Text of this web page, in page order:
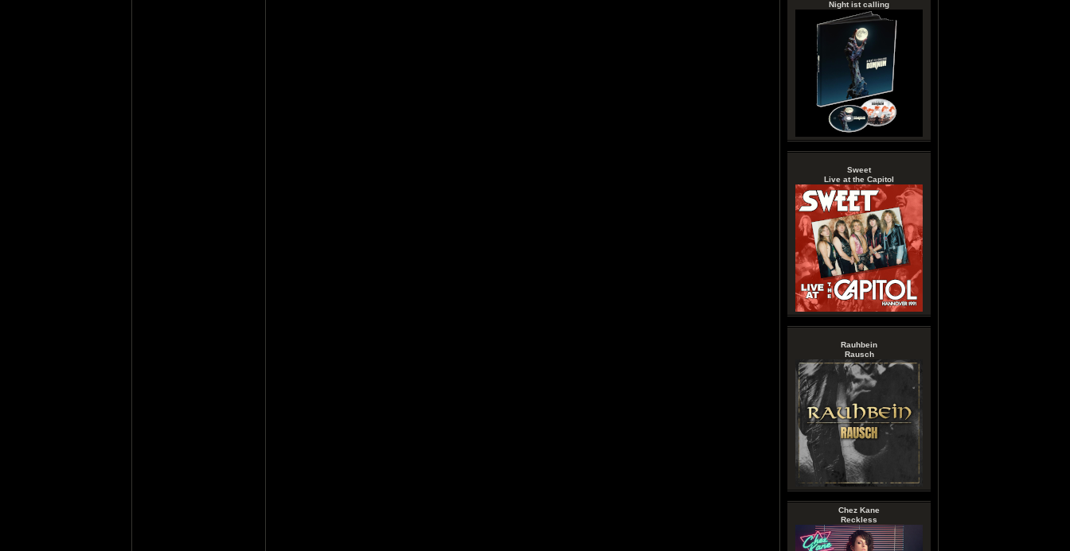
Night ist calling
Sweet
Live at the Capitol
Rauhbein
Rausch
Chez Kane
Reckless